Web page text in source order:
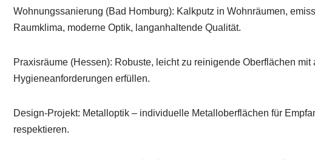
Wohnungssanierung (Bad Homburg): Kalkputz in Wohnräumen,
Raumklima, moderne Optik, langanhaltende Qualität.
Praxisräume (Hessen): Robuste, leicht zu reinigende Oberflächen
Hygieneanforderungen erfüllen.
Design-Projekt: Metalloptik – individuelle Metalloberflächen für
respektieren.